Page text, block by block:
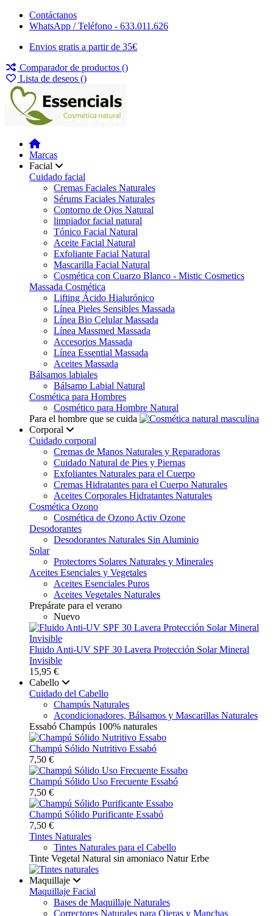
Contáctanos
WhatsApp / Teléfono - 633.011.626
Envios gratis a partir de 35€
Comparador de productos ()
Lista de deseos ()
Marcas
Facial
Cuidado facial
Cremas Faciales Naturales
Sérums Faciales Naturales
Contorno de Ojos Natural
limpiador facial natural
Tónico Facial Natural
Aceite Facial Natural
Exfoliante Facial Natural
Mascarilla Facial Natural
Cosmética con Cuarzo Blanco - Mistic Cosmetics
Massada Cosmética
Lifting Ácido Hialurónico
Línea Pieles Sensibles Massada
Línea Bio Celular Massada
Línea Massmed Massada
Accesorios Massada
Línea Essential Massada
Aceites Massada
Bálsamos labiales
Bálsamo Labial Natural
Cosmética para Hombres
Cosmético para Hombre Natural
Para el hombre que se cuida
Corporal
Cuidado corporal
Cremas de Manos Naturales y Reparadoras
Cuidado Natural de Pies y Piernas
Exfoliantes Naturales para el Cuerpo
Cremas Hidratantes para el Cuerpo Naturales
Aceites Corporales Hidratantes Naturales
Cosmética Ozono
Cosmética de Ozono Activ Ozone
Desodorantes
Desodorantes Naturales Sin Aluminio
Solar
Protectores Solares Naturales y Minerales
Aceites Esenciales y Vegetales
Aceites Esenciales Puros
Aceites Vegetales Naturales
Prepárate para el verano
Nuevo
Fluido Anti-UV SPF 30 Lavera Protección Solar Mineral
Invisible
15,95 €
Cabello
Cuidado del Cabello
Champús Naturales
Acondicionadores, Bálsamos y Mascarillas Naturales
Essabó Champús 100% naturales
Champú Sólido Nutritivo Essabó
7,50 €
Champú Sólido Uso Frecuente Essabó
7,50 €
Champú Sólido Purificante Essabó
7,50 €
Tintes Naturales
Tintes Naturales para el Cabello
Tinte Vegetal Natural sin amoniaco Natur Erbe
Maquillaje
Maquillaje Facial
Bases de Maquillaje Naturales
Correctores Naturales para Ojeras y Manchas